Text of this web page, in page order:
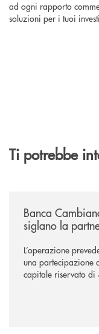
ad ogni rapporto
soluzioni per i tuoi
Ti potrebbe
Banca
siglano la
L’operazione
una partecipazione
capitale riservato
comuni e sulla